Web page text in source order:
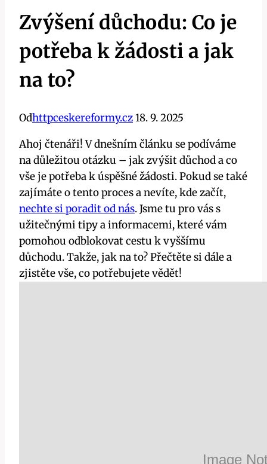
Zvýšení důchodu: Co je
potřeba k žádosti a jak
na to?
Odhttpceskereformy.cz18. 9. 2025
Ahoj čtenáři! V dnešním článku se podíváme
na důležitou otázku – jak zvýšit důchod a co
vše je potřeba k úspěšné žádosti. Pokud se také
zajímáte o tento proces a nevíte, kde začít,
nechte si poradit od nás. Jsme tu pro vás s
užitečnými tipy a informacemi, které vám
pomohou odblokovat cestu k vyššímu
důchodu. Takže, jak na to? Přečtěte si dále a
zjistěte vše, co potřebujete vědět!